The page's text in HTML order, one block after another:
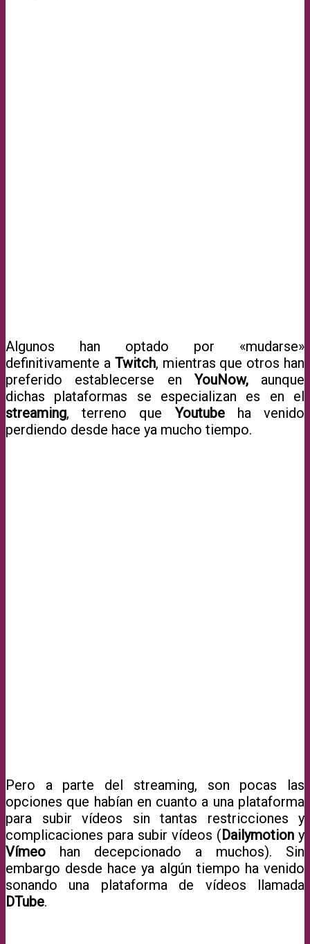
Algunos han optado por «mudarse»
definitivamente a Twitch, mientras que otros han
preferido establecerse en YouNow, aunque
dichas plataformas se especializan es en el
streaming, terreno que Youtubeha venido
perdiendo desde hace ya mucho tiempo.
Pero a parte del streaming, son pocas las
opciones que habían en cuanto a una plataforma
para subir vídeos sin tantas restricciones y
complicaciones para subir vídeos (Dailymotion y
Vímeo han decepcionado a muchos). Sin
embargo desde hace ya algún tiempo ha venido
sonando una plataforma de vídeos llamada
DTube.